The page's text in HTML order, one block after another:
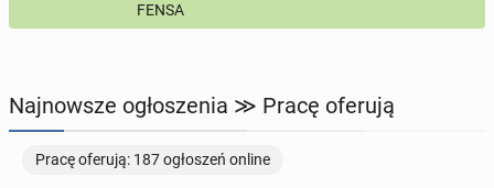
MOTORYZACJA 12ogłoszeń online
TOWARZYSKIE
FENSA
Najnowsze ogłoszenia ≫ Pracę oferują
Pracę oferują: 187 ogłoszeń online